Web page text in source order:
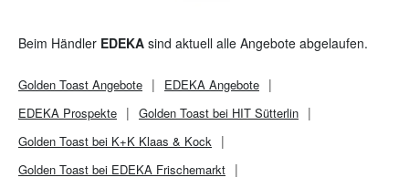
Beim Händler EDEKA sind aktuell alle Angebote abgelaufen.
Golden Toast Angebote EDEKA Angebote
EDEKA Prospekte
Golden Toast bei HIT Sütterlin
Golden Toast bei K+K Klaas & Kock
Golden Toast bei EDEKA Frischemarkt